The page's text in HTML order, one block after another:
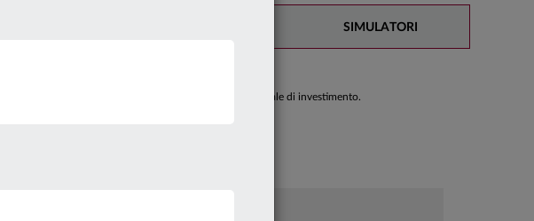
SIMULATORI
per gli investitori prima di prendere una decisione finale di investimento.